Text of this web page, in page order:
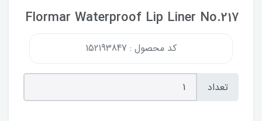
Flormar Waterproof Lip Liner No.217
کد محصول : 152193847
تعداد